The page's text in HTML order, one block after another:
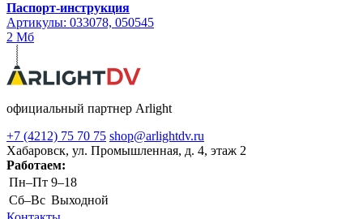
Паспорт-инструкция
Артикулы: 033078, 050545
2 Мб
официальный партнер Arlight
+7 (4212) 75 70 75 shop@arlightdv.ru
Хабаровск, ул. Промышленная, д. 4, этаж 2
Работаем:
Пн–Пт 9–18
Cб–Вс Выходной